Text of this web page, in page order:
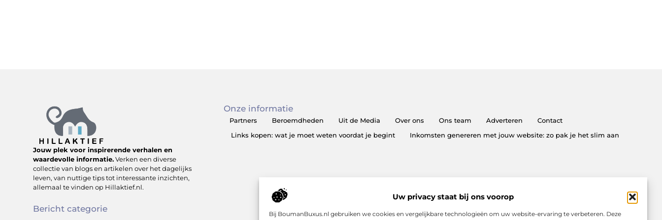
Uw privacy staat bij ons voorop
Bij BoumanBuxus.nl gebruiken we cookies en vergelijkbare technologieën om uw website-ervaring te verbeteren. Deze
Jouw plek voor inspirerende verhalen en
waardevolle informatie.Verken een diverse
collectie van blogs en artikelen over het dagelijks
leven, van nuttige tips tot interessante inzichten,
allemaal te vinden op Hillaktief.nl.
Bericht categorie
Onze informatie
Partners Beroemdheden Uit de Media Over ons Ons team Adverteren
Contact
Links kopen: wat je moet weten voordat je begint
Inkomsten genereren met jouw website: zo pak je het slim aan